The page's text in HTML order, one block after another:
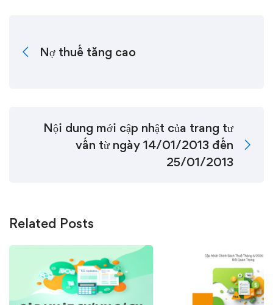
Nợ thuế tăng cao
Nội dung mới cập nhật của trang tư
vấn từ ngày 14/01/2013 đến
25/01/2013
Related Posts